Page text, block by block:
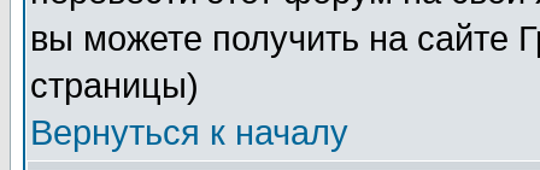
вы можете получить на сайте
страницы)
Вернуться к началу